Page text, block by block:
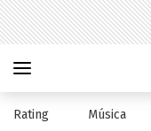
Rating Música